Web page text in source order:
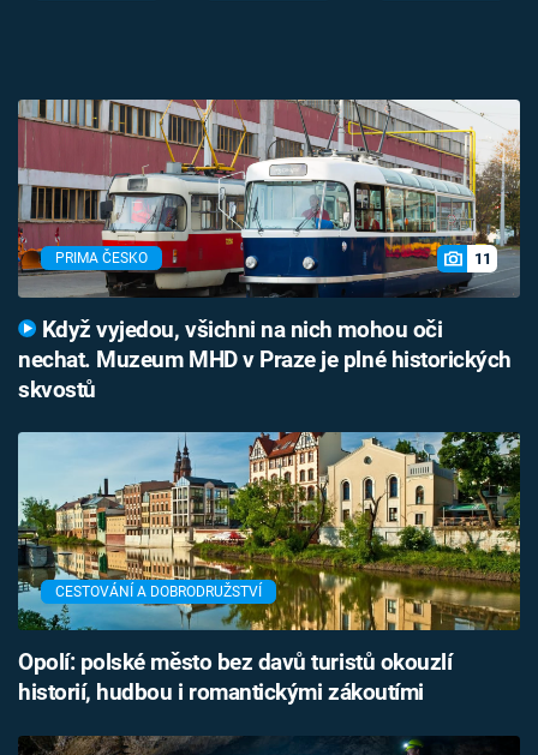
PRIMA ČESKO 11
Když vyjedou, všichni na nich mohou oči
nechat. Muzeum MHD v Praze je plné historických
skvostů
CESTOVÁNÍ A DOBRODRUŽSTVÍ
Opolí: polské město bez davů turistů okouzlí
historií, hudbou i romantickými zákoutími